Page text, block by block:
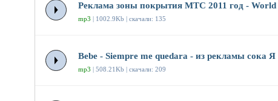
Реклама зоны покрытия МТС 2011 год - World
mp3 | 1002.9Kb | скачали: 135
Bebe - Siempre me quedara - из рекламы сока Я
mp3 | 508.21Kb | скачали: 209